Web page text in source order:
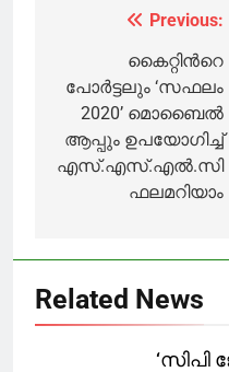
പ്രതികരിച്ച്
പരമേശ്വരന്‍
വഫ
navigation
Previous:
കൈറ്റിൻറെ
പോർട്ടലും ‘സഫലം
2020’ മൊബൈൽ
ആപ്പും ഉപയോഗിച്ച്
എസ്.എസ്.എൽ.സി
ഫലമറിയാം
Related News